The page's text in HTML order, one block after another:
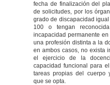
fecha de finalización del
de solicitudes, por los
grado de discapacidad
100 o tengan
incapacidad permanente
una profesión distinta a la
en ambos casos, no exista
el ejercicio de la
capacidad funcional para
tareas propias del cuerpo
que se opta.